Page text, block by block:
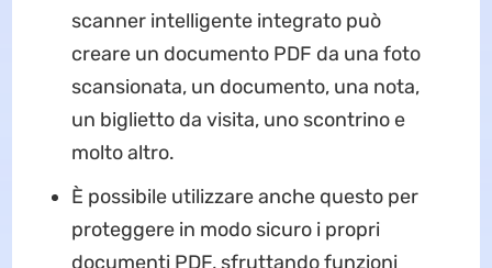
scanner intelligente integrato può
creare un documento PDF da una foto
scansionata, un documento, una nota,
un biglietto da visita, uno scontrino e
molto altro.
È possibile utilizzare anche questo per
proteggere in modo sicuro i propri
documenti PDF, sfruttando funzioni